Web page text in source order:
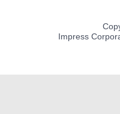
Impress